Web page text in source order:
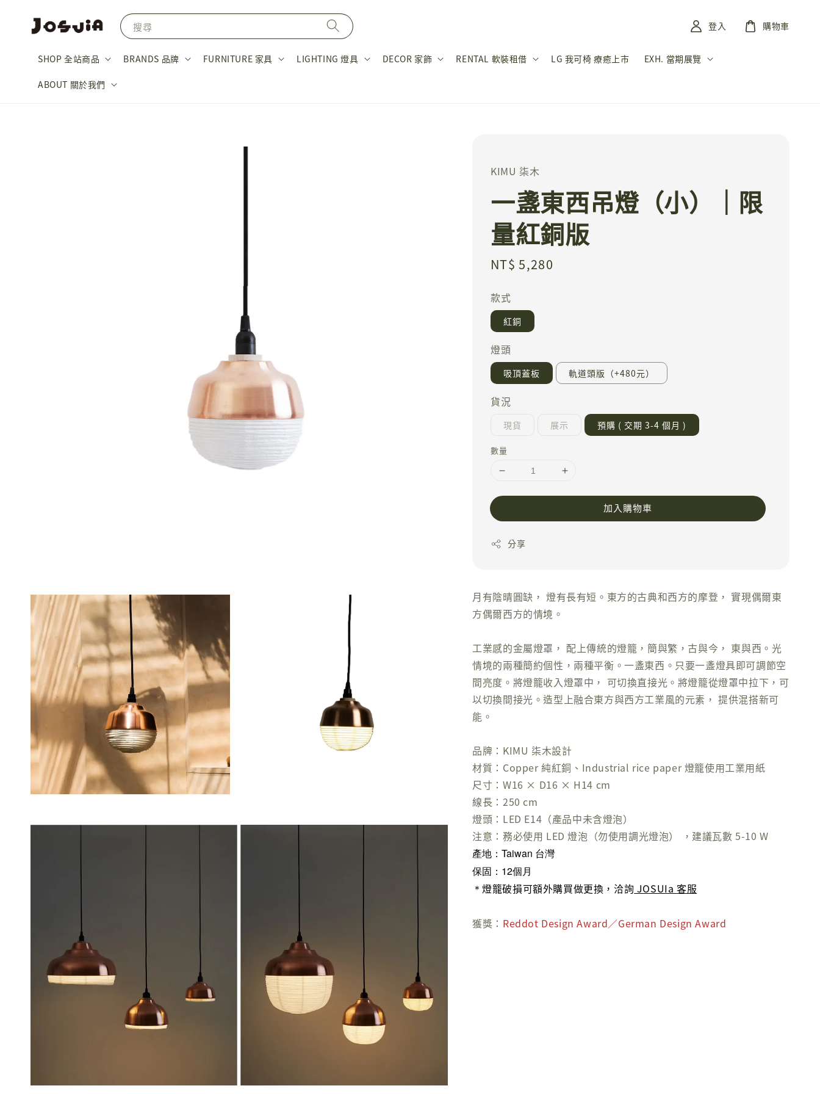
搜尋
SHOP 全站商品 BRANDS 品牌 FURNITURE 家具 LIGHTING 燈具 DECOR 家飾 RENTAL 軟裝租借 LG 我可椅 療癒上市 EXH. 當期展覽
ABOUT 關於我們
登入 購物車
KIMU 柒木
一盞東西吊燈（小）｜限
量紅銅版
Regular
NT$ 5,280
款式
紅銅
燈頭
吸頂蓋板 軌道頭版（+480元）
貨況
現貨 展示 預購 ( 交期 3-4 個月 )
數量
加入購物車
分享
月有陰晴圓缺， 燈有長有短。東方的古典和西方的摩登， 實現偶爾東
方偶爾西方的情境。
工業感的金屬燈罩， 配上傳統的燈籠，簡與繁，古與今， 東與西。光
情境的兩種簡約個性，兩種平衡。一盞東西。只要一盞燈具即可調節空
間亮度。將燈籠收入燈罩中， 可切換直接光。將燈籠從燈罩中拉下，可
以切換間接光。造型上融合東方與西方工業風的元素， 提供混搭新可
能。
品牌：KIMU 柒木設計
材質：Copper 純紅銅、Industrial rice paper 燈籠使用工業用紙
尺寸：W16 × D16 × H14 cm
線長：250 cm
燈頭：LED E14（產品中未含燈泡）
注意：務必使用 LED 燈泡（勿使用調光燈泡） ，建議瓦數 5-10 W
產地：Taiwan 台灣
保固：12個月
＊燈籠破損可額外購買做更換，洽詢 JOSUIa 客服
獲獎： Reddot Design Award／German Design Award